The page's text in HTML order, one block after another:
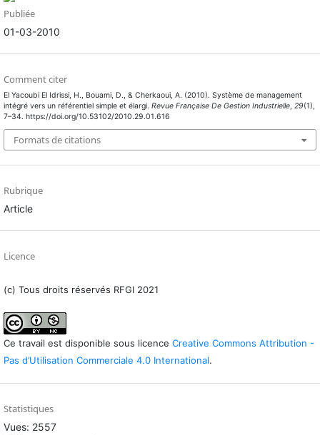
Publiée
01-03-2010
Comment citer
El Yacoubi El Idrissi, H., Bouami, D., & Cherkaoui, A. (2010). Système de management
intégré vers un référentiel simple et élargi. Revue Française De Gestion Industrielle, 29(1),
7–34. https://doi.org/10.53102/2010.29.01.616
Formats de citations
Rubrique
Article
Licence
(c) Tous droits réservés RFGI 2021
Ce travail est disponible sous licence Creative Commons Attribution -
Pas d’Utilisation Commerciale 4.0 International.
Statistiques
Vues: 2557